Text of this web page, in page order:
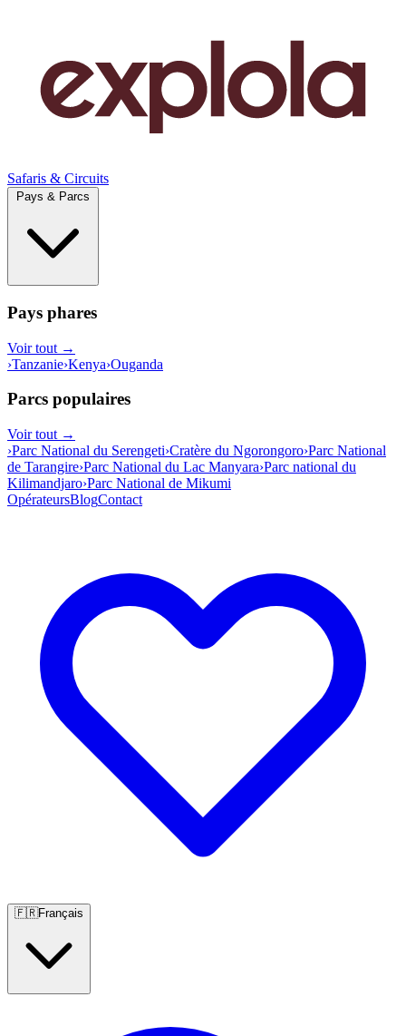
Safaris & Circuits
Pays phares
Voir tout →
›Tanzanie›Kenya›Ouganda
Parcs populaires
Voir tout →
›Parc National du Serengeti›Cratère du Ngorongoro›Parc National
de Tarangire›Parc National du Lac Manyara›Parc national du
Kilimandjaro›Parc National de Mikumi
OpérateursBlogContact
🇫🇷Français